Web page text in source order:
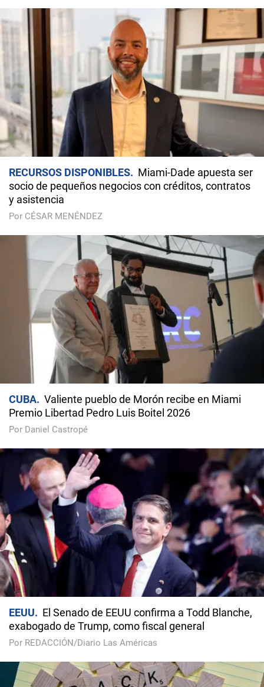
RECURSOS DISPONIBLES
Miami-Dade apuesta ser
socio de pequeños negocios con créditos, contratos
y asistencia
Por CÉSAR MENÉNDEZ
CUBA
Valiente pueblo de Morón recibe en Miami
Premio Libertad Pedro Luis Boitel 2026
Por Daniel Castropé
EEUU
El Senado de EEUU confirma a Todd Blanche,
exabogado de Trump, como fiscal general
Por REDACCIÓN/Diario Las Américas